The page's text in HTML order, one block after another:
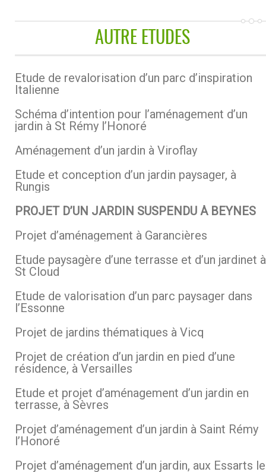
AUTRE ETUDES
Etude de revalorisation d’un parc d’inspiration
Italienne
Schéma d’intention pour l’aménagement d’un
jardin à St Rémy l’Honoré
Aménagement d’un jardin à Viroflay
Etude et conception d’un jardin paysager, à
Rungis
PROJET D’UN JARDIN SUSPENDU À BEYNES
Projet d’aménagement à Garancières
Etude paysagère d’une terrasse et d’un jardinet à
St Cloud
Etude de valorisation d’un parc paysager dans
l’Essonne
Projet de jardins thématiques à Vicq
Projet de création d’un jardin en pied d’une
résidence, à Versailles
Etude et projet d’aménagement d’un jardin en
terrasse, à Sèvres
Projet d’aménagement d’un jardin à Saint Rémy
l’Honoré
Projet d’aménagement d’un jardin, aux Essarts le